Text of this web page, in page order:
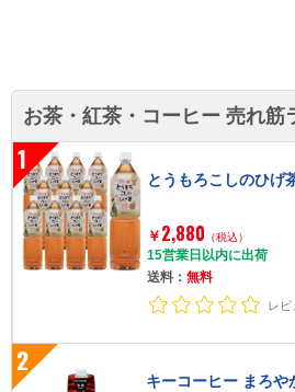
お茶・紅茶・コーヒー 売れ筋
1
とうもろこしのひげ
￥ 2,880 （税込）
15営業日以内に出荷
送料：無料
レビ
2
キーコーヒー まろ